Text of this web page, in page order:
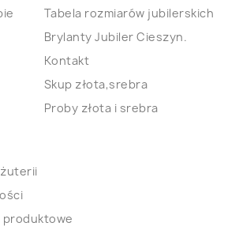
Tabela rozmiarów jubilerskich
Brylanty Jubiler Cieszyn.
Kontakt
Skup złota,srebra
Proby złota i srebra